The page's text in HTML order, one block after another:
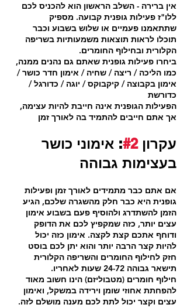
אין ברירה - השלב הראשון הוא להכניס לכם
ללו"ז פעילות גופנית קבועה. מספיק
שתתאמנו פעמיים או שלוש בשבוע וכבר
תוכלו לראות תוצאות משמעותיות בשריפה
הקלורית ובחילוף החומרים.
ביחרו פעילות גופנית שאתם גם נהנים ממנה,
כמו הליכה / ריצה / שחיה / אימון חדר כושר /
אימון בקבוצה / קיקבוקס / יוגה / כדורגל /
כדורשת
הפעילות הגופנית אינה חייבת להיות עצימה,
אך אתם חייבים להתמיד בה לאורך זמן
עקרון #2: אימוני כושר
בעצימות גבוהה
אם אתם כבר מתמידים לאורך זמן ופעילות
גופנית היא כבר חלק מהשגרה שלכם, הגיע
הזמן להשתדרג ולהוסיף פעם בשבוע אימון
עצים יותר, כזה שמקפיץ לכם את הדופק
ודוחף אתכם קצת לקצה. אימון כזה יכול
להיות קצר הרבה יותר והוא יתן לכם בוסט
חזק לחילוף החומרים והשריפה הקלורית
תישאר גבוהה 24-72 שעות לאחריו.
חילוף חומרים (מטבוליזם) הינו חשוב מאוד
להפחתת אחוזי שומן וירידה במשקל, ואימון
עצים וקצר יכול לתת לכם מענה מושלם לזה.